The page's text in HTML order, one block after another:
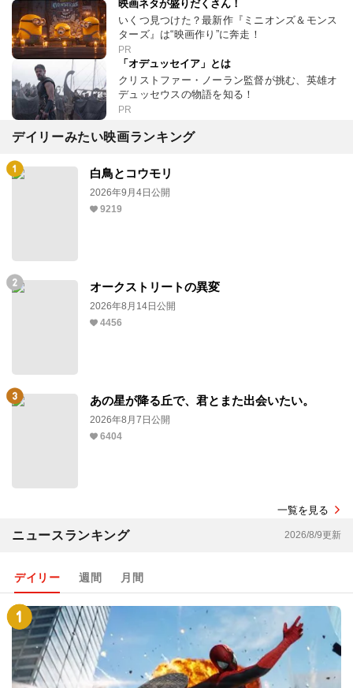
映画ネタが盛りだくさん！
いくつ見つけた？最新作『ミニオンズ＆モンス
ターズ』は“映画作り”に奔走！
PR
「オデュッセイア」とは
クリストファー・ノーラン監督が挑む、英雄オ
デュッセウスの物語を知る！
PR
デイリーみたい映画ランキング
白鳥とコウモリ
2026年9月4日公開
9219
オークストリートの異変
2026年8月14日公開
4456
あの星が降る丘で、君とまた出会いたい。
2026年8月7日公開
6404
一覧を見る
ニュースランキング 2026/8/9更新
デイリー 週間 月間